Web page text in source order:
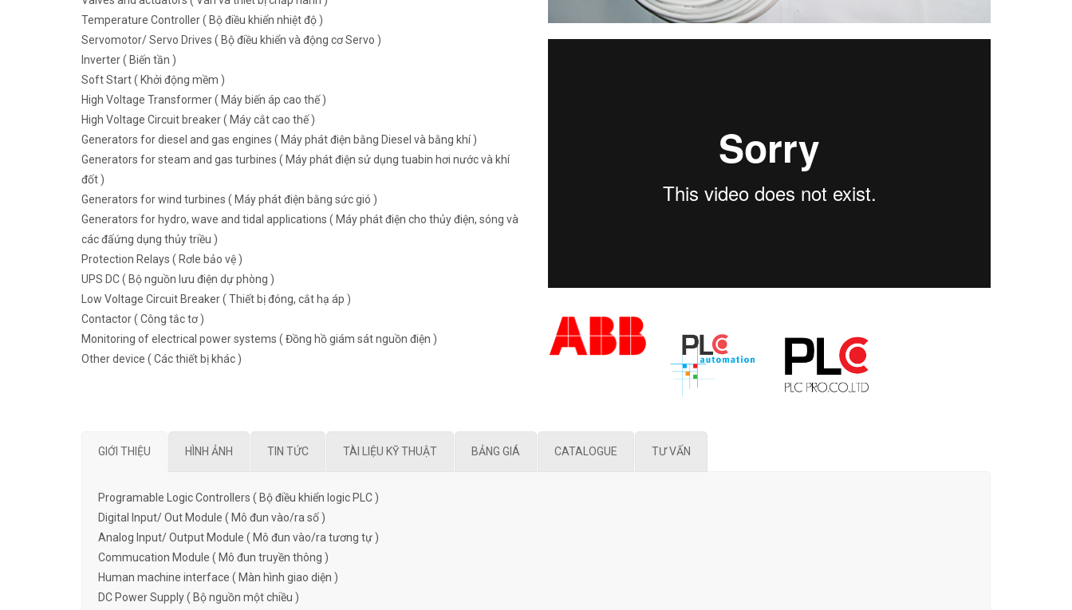
Temperature Controller ( Bộ điều khiển nhiệt độ )
Servomotor/ Servo Drives ( Bộ điều khiển và động cơ Servo )
Inverter ( Biến tần )
Soft Start ( Khởi động mềm )
High Voltage Transformer ( Máy biến áp cao thế )
High Voltage Circuit breaker ( Máy cắt cao thế )
Generators for diesel and gas engines ( Máy phát điện bằng Diesel và bằng khí )
Generators for steam and gas turbines ( Máy phát điện sử dụng tuabin hơi nước và khí
đốt )
Generators for wind turbines ( Máy phát điện bằng sức gió )
Generators for hydro, wave and tidal applications ( Máy phát điện cho thủy điện, sóng và
các đấứng dụng thủy triều )
Protection Relays ( Rơle bảo vệ )
UPS DC ( Bộ nguồn lưu điện dự phòng )
Low Voltage Circuit Breaker ( Thiết bị đóng, cắt hạ áp )
Contactor ( Công tắc tơ )
Monitoring of electrical power systems ( Đồng hồ giám sát nguồn điện )
Other device ( Các thiết bị khác )
GIỚI THIỆU HÌNH ẢNH TIN TỨC TÀI LIỆU KỸ THUẬT BẢNG GIÁ CATALOGUE TƯ VẤN
Programable Logic Controllers ( Bộ điều khiển logic PLC )
Digital Input/ Out Module ( Mô đun vào/ra số )
Analog Input/ Output Module ( Mô đun vào/ra tương tự )
Commucation Module ( Mô đun truyền thông )
Human machine interface ( Màn hình giao diện )
DC Power Supply ( Bộ nguồn một chiều )